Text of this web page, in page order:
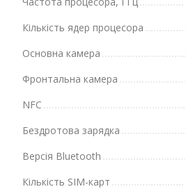
Кількість ядер процесора
Основна камера
Фронтальна камера
NFC
Бездротова зарядка
Версія Bluetooth
Кількість SIM-карт